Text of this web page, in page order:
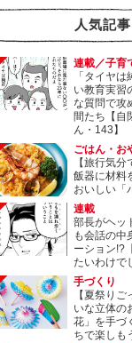
人気記事
連載／子育
「タイヤ
い教育実習
な質問で攻
間たち【自
ん・143】
ごはん・お
【旅行気
飯器に材料
おいしい「
連載
部長がヘッ
も会話の中
ーション!?
たいわけ
手づくり
【夏祭り
いな立体の
花」を手づ
ちで楽しも